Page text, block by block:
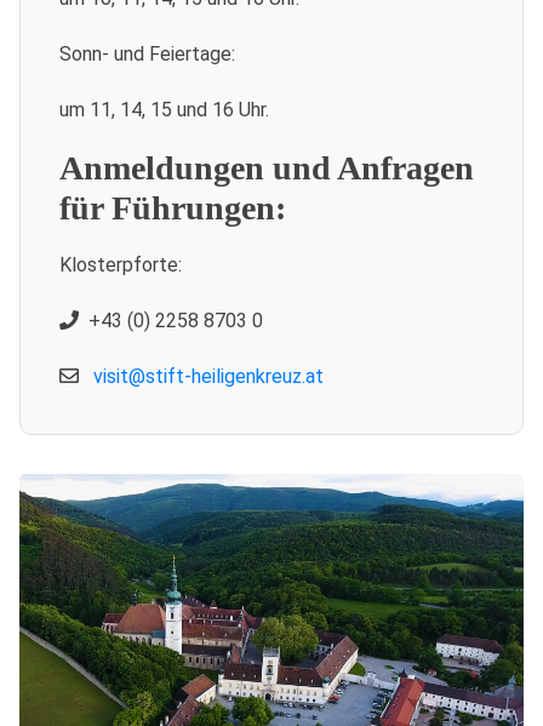
Sonn- und Feiertage:
um 11, 14, 15 und 16 Uhr.
Anmeldungen und Anfragen
für Führungen:
Klosterpforte:
+43 (0) 2258 8703 0
visit@stift-heiligenkreuz.at